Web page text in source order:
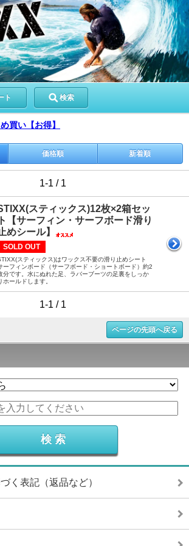
ト 検索
買い【お得】
価格順 新着順
1-1 / 1
スティックス)12枚×2箱セッ
ト【サーフィン・サーフボード滑り
めシール】
SOLD OUT
スティックス)はワックス不要の滑り止めシート
ーフィンボード（サーフボード・ショートボード）約2
分です。水にぬれた足、ラバーブーツの足裏をしっか
ホールドします。
1-1 / 1
ページの先頭へ戻る
く表記（返品など）